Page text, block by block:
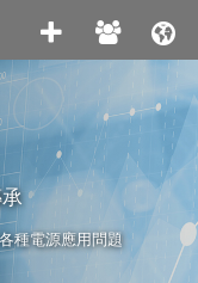
種電源應用問題